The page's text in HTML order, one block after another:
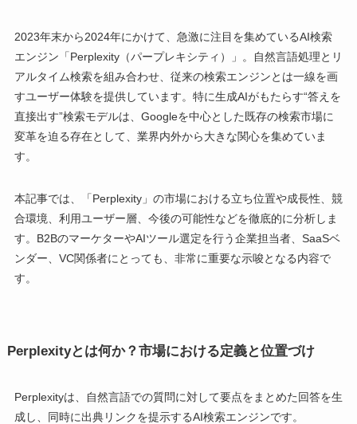
2023年末から2024年にかけて、急激に注目を集めているAI検索
エンジン「Perplexity（パープレキシティ）」。自然言語処理とリ
アルタイム検索を組み合わせ、従来の検索エンジンとは一線を画
すユーザー体験を提供しています。特に生成AIがもたらす“答えを
直接出す”検索モデルは、Googleを中心とした既存の検索市場に
変革を迫る存在として、業界内外から大きな関心を集めていま
す。
本記事では、「Perplexity」の市場における立ち位置や成長性、競
合環境、利用ユーザー層、今後の可能性などを徹底的に分析しま
す。B2BのマーケターやAIツール選定を行う企業担当者、SaaSベ
ンダー、VC関係者にとっても、非常に重要な示唆となる内容で
す。
Perplexityとは何か？市場における定義と位置づけ
Perplexityは、自然言語での質問に対して要点をまとめた回答を生
成し、同時に出典リンクを提示するAI検索エンジンです。